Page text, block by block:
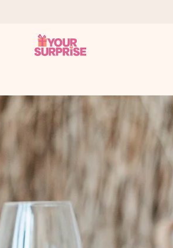
genau zum richtigen Zeitpunkt
aller Länder, in die wir
einer Nachricht von Herzen. Kein